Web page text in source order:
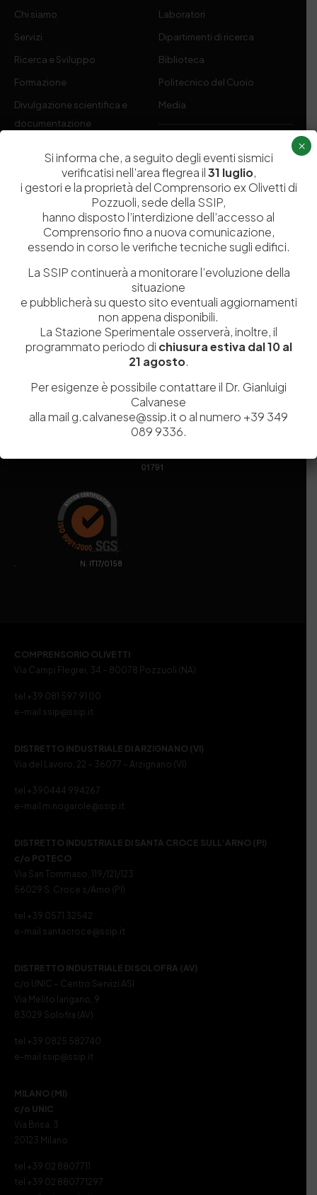
Chi siamo
Servizi
Ricerca e Sviluppo
Formazione
Divulgazione scientifica e
documentazione
Laboratori
Dipartimenti di ricerca
Biblioteca
Politecnico del Cuoio
Media
Amministrazione Trasparente
Codice fiscale e Partita Iva07936981211
Codice di iscrizione all’Anagrafe Nazionale delle Ricerche del
Capitale Sociale Euro 9.690.240,00
stazionesperimentaleindustriapelli@legalmail.it
Sede legaleVia Campi Flegrei, 34 – 80078 Pozzuoli (NA) – Tel. +39
081 5979100
. N. IT17/0158
COMPRENSORIO OLIVETTI
Via Campi Flegrei, 34 – 80078 Pozzuoli (NA)
tel +39 081 597 91 00
e-mail ssip@ssip.it
DISTRETTO INDUSTRIALE DI ARZIGNANO (VI)
Via del Lavoro, 22 – 36077 – Arzignano (VI)
tel +390444 994267
e-mail m.nogarole@ssip.it
DISTRETTO INDUSTRIALE DI SANTA CROCE SULL’ARNO (PI)
c/o POTECO
Via San Tommaso, 119/121/123
56029 S. Croce s/Arno (PI)
tel +39 0571 32542
e-mail santacroce@ssip.it
DISTRETTO INDUSTRIALE DI SOLOFRA (AV)
c/o UNIC – Centro Servizi ASI
Via Melito Iangano, 9
83029 Solofra (AV)
tel +39 0825 582740
e-mail ssip@ssip.it
MILANO (MI)
c/o UNIC
Via Brisa, 3
20123 Milano
tel +39 02 8807711
tel +39 02 880771297
Si informa che, a seguito degli eventi sismici
verificatisi nell’area flegrea il31 luglio,
i gestori e la proprietà del Comprensorio ex Olivetti di
Pozzuoli, sede della SSIP,
hanno disposto l’interdizione dell’accesso al
Comprensorio fino a nuova comunicazione,
essendo in corso le verifiche tecniche sugli edifici.
La SSIP continuerà a monitorare l’evoluzione della
situazione
e pubblicherà su questo sito eventuali aggiornamenti
non appena disponibili.
La Stazione Sperimentale osserverà, inoltre, il
programmato periodo di chiusura estiva dal 10 al
21 agosto.
Per esigenze è possibile contattare il Dr. Gianluigi
Calvanese
alla mail g.calvanese@ssip.it o al numero +39 349
089 9336.
×